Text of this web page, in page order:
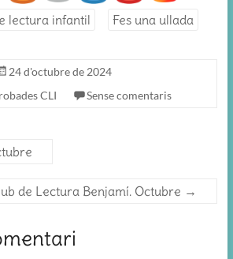
lectura infantil Fes una ullada
24 d'octubre de 2024
CLI Sense comentaris
de Lectura Benjamí. Octubre →